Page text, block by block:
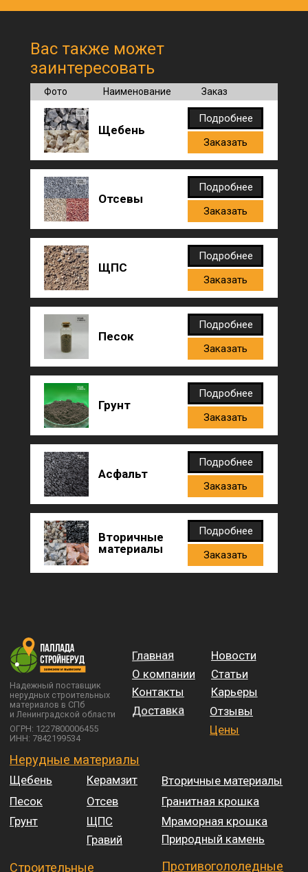
Фото Наименование Заказ
Вас также может
заинтересовать
Щебень
Заказать
Подробнее
Отсевы
Заказать
Подробнее
ЩПС
Заказать
Подробнее
Песок
Заказать
Подробнее
Грунт
Заказать
Подробнее
Асфальт
Заказать
Подробнее
Вторичные
материалы
Заказать
Подробнее